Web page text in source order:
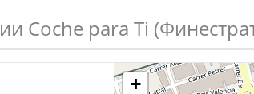
Coche para Ti
+